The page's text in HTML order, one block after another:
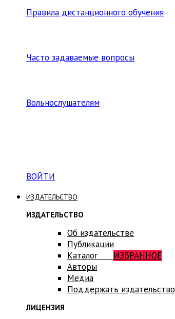
Правила дистанционного обучения
Часто задаваемые вопросы
Вольнослушателям
ВОЙТИ
ИЗДАТЕЛЬСТВО
ИЗДАТЕЛЬСТВО
Об издательстве
Публикации
Каталог ИЗБРАННОЕ
Авторы
Медиа
Поддержать издательство
ЛИЦЕНЗИЯ